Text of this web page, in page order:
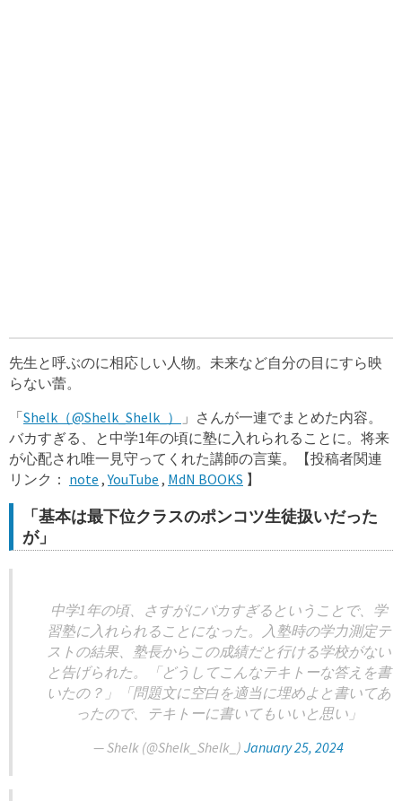
先生と呼ぶのに相応しい人物。未来など自分の目にすら映
らない蕾。
「Shelk（@Shelk_Shelk_）
」さんが一連でまとめた内容。
バカすぎる、と中学1年の頃に塾に入れられることに。将来
が心配され唯一見守ってくれた講師の言葉。【投稿者関連
リンク： note ,YouTube , MdN BOOKS 】
「基本は最下位クラスのポンコツ生徒扱いだった
が」
中学1年の頃、さすがにバカすぎるということで、学
習塾に入れられることになった。入塾時の学力測定テ
ストの結果、塾長からこの成績だと行ける学校がない
と告げられた。「どうしてこんなテキトーな答えを書
いたの？」「問題文に空白を適当に埋めよと書いてあ
ったので、テキトーに書いてもいいと思い」
— Shelk (@Shelk_Shelk_) January 25, 2024